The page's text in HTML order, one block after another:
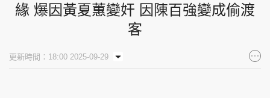
緣 爆因黃夏蕙變奸 因陳百強變成偷渡
客
更新時間：18:00 2025-09-29